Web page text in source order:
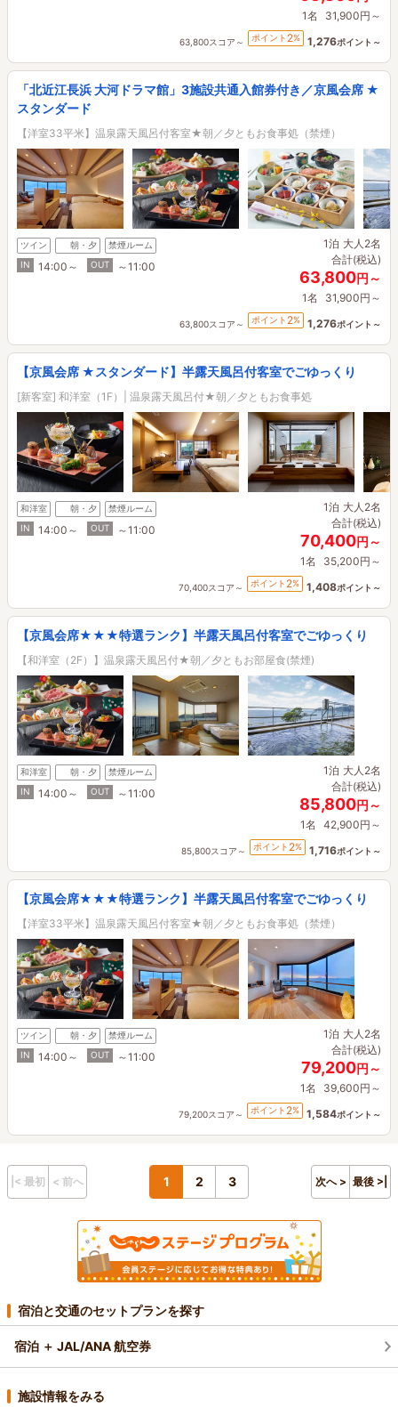
1名 31,900円～
63,800スコア～ ポイント 2% 1,276ポイント～
「北近江長浜 大河ドラマ館」3施設共通入館券付き／京風会席 ★
スタンダード
【洋室33平米】温泉露天風呂付客室★朝／夕ともお食事処（禁煙）
ツイン 朝・夕
禁煙ルーム
IN
14:00～ OUT ～11:00
1泊 大人2名
合計(税込)
63,800円～
1名 31,900円～
63,800スコア～ ポイント 2% 1,276ポイント～
【京風会席 ★スタンダード】半露天風呂付客室でごゆっくり
[新客室] 和洋室（1F）| 温泉露天風呂付★朝／夕ともお食事処
和洋室 朝・夕
禁煙ルーム
IN
14:00～ OUT ～11:00
1泊 大人2名
合計(税込)
70,400円～
1名 35,200円～
70,400スコア～ ポイント 2% 1,408ポイント～
【京風会席★★★特選ランク】半露天風呂付客室でごゆっくり
【和洋室（2F）】温泉露天風呂付★朝／夕ともお部屋食(禁煙)
和洋室 朝・夕
禁煙ルーム
IN
14:00～ OUT ～11:00
1泊 大人2名
合計(税込)
85,800円～
1名 42,900円～
85,800スコア～ ポイント 2% 1,716ポイント～
【京風会席★★★特選ランク】半露天風呂付客室でごゆっくり
【洋室33平米】温泉露天風呂付客室★朝／夕ともお食事処（禁煙）
ツイン 朝・夕
禁煙ルーム
IN
14:00～ OUT ～11:00
1泊 大人2名
合計(税込)
79,200円～
1名 39,600円～
79,200スコア～ ポイント 2% 1,584ポイント～
|< 最初 < 前へ 1 2 3 次へ > 最後 >|
宿泊と交通のセットプランを探す
宿泊 ＋ JAL/ANA 航空券
施設情報をみる